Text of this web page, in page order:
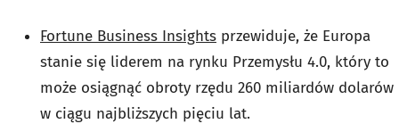
Fortune Business Insights przewiduje, że Europa
stanie się liderem na rynku Przemysłu 4.0, który to
może osiągnąć obroty rzędu 260 miliardów dolarów
w ciągu najbliższych pięciu lat.